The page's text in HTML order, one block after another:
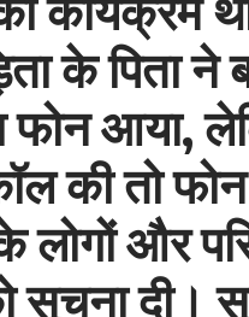
के पिता ने
आया,
की तो
और
सूचना दी।